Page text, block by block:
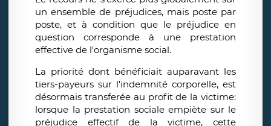
un ensemble de préjudices, mais poste par
poste, et à condition que le préjudice en
question corresponde à une prestation
effective de l'organisme social.
La priorité dont bénéficiait auparavant les
tiers-payeurs sur l'indemnité corporelle, est
désormais transferée au profit de la victime:
lorsque la prestation sociale empiète sur le
préjudice effectif de la victime, cette